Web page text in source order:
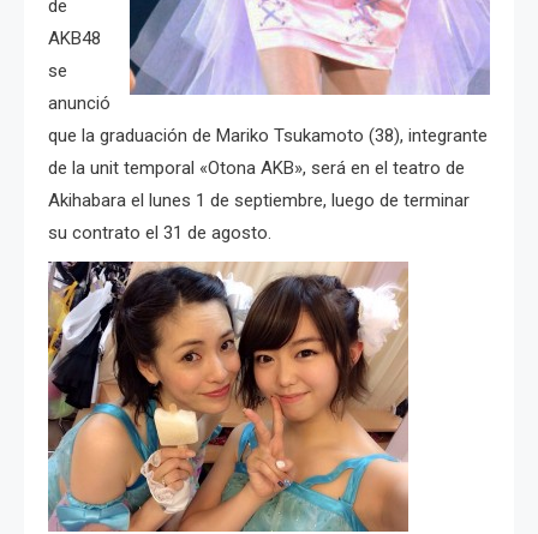
de
AKB48
se
anunció
que la graduación de Mariko Tsukamoto (38), integrante
de la unit temporal «Otona AKB», será en el teatro de
Akihabara el lunes 1 de septiembre, luego de terminar
su contrato el 31 de agosto.